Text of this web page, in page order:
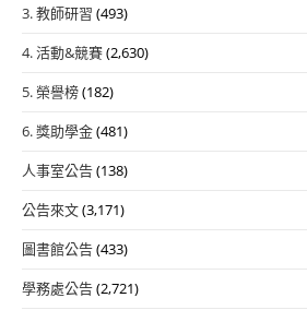
3. 教師研習 (493)
4. 活動&競賽(2,630)
5. 榮譽榜(182)
6. 獎助學金(481)
人事室公告(138)
公告來文(3,171)
圖書館公告(433)
學務處公告(2,721)